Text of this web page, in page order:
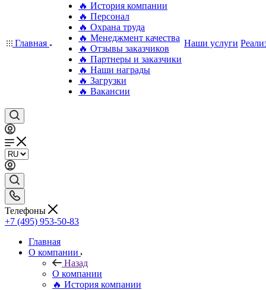
Главная
🔥 История компании
🔥 Персонал
🔥 Охрана труда
🔥 Менеджмент качества
🔥 Отзывы заказчиков
🔥 Партнеры и заказчики
🔥 Наши награды
🔥 Загрузки
🔥 Вакансии
Наши услуги
Телефоны
+7 (495) 953-50-83
Главная
О компании
Назад
О компании
🔥 История компании